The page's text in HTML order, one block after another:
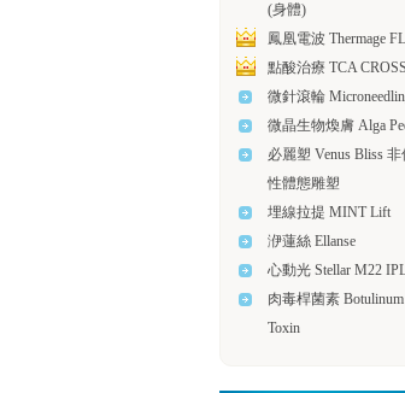
(身體)
鳳凰電波 Thermage
點酸治療 TCA CROSS
微針滾輪
微晶生物煥膚 Alga
必麗塑 Venus Bliss 非
性體態雕塑
埋線拉提 MINT Lift
洢蓮絲 Ellanse
心動光 Stellar M22
肉毒桿菌素 Botulinum
Toxin